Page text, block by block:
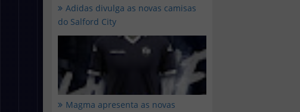
Adidas divulga as novas camisas
do Salford City
Magma apresenta as novas